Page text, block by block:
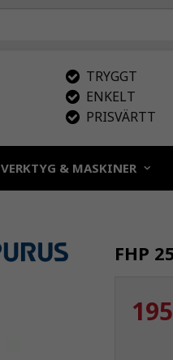
TRYGGT
ENKELT
PRISVÄRTT
VERKTYG & MASKINER
FHP